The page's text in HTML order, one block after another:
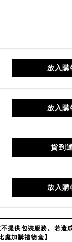
放入購
放入購
貨到
放入購
提供包裝服務。若造
處加購禮物盒】